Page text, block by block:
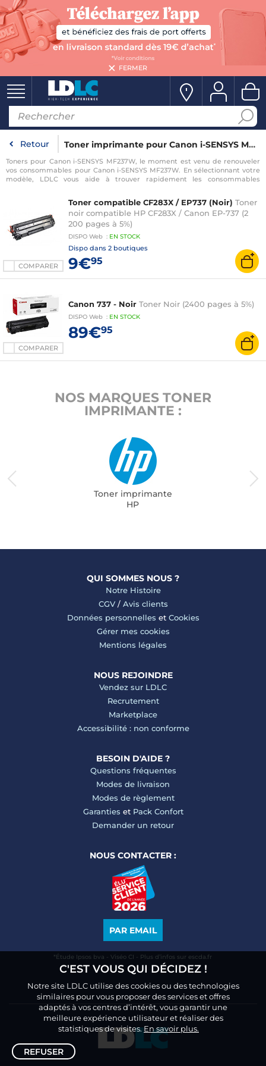
FERMER
C'EST VOUS QUI DÉCIDEZ !
Notre site LDLC utilise des cookies ou des technologies
similaires pour vous proposer des services et offres
adaptés à vos centres d’intérêt, vous garantir une
meilleure expérience utilisateur et réaliser des
statistiques de visites.En savoir plus.
REFUSER
Retour Toner imprimante pour Canon i-SENSYS MF237W
Toners pour Canon i-SENSYS MF237W, le moment est venu de renouveler
vos consommables pour Canon i-SENSYS MF237W. En sélectionnant votre
modèle, LDLC vous aide à trouver rapidement les consommables
COMPARER
Toner compatible CF283X / EP737 (Noir) Toner
noir compatible HP CF283X / Canon EP-737 (2
200 pages à 5%)
DISPO Web : EN STOCK
Dispo dans 2 boutiques
9€95
COMPARER
Canon 737 - Noir Toner Noir (2400 pages à 5%)
DISPO Web : EN STOCK
89€95
NOS MARQUES TONER
IMPRIMANTE :
Toner imprimante
HP
QUI SOMMES NOUS ?
Notre Histoire
CGV/ Avis clients
Données personnelles et Cookies
Gérer mes cookies
Mentions légales
NOUS REJOINDRE
Vendez sur LDLC
Recrutement
Marketplace
Accessibilité : non conforme
BESOIN D'AIDE ?
Questions fréquentes
Modes de livraison
Modes de règlement
Garanties et Pack Confort
Demander un retour
NOUS CONTACTER :
PAR EMAIL
*Étude Ipsos bva - Viséo CI - Plus d’infos sur escda.fr